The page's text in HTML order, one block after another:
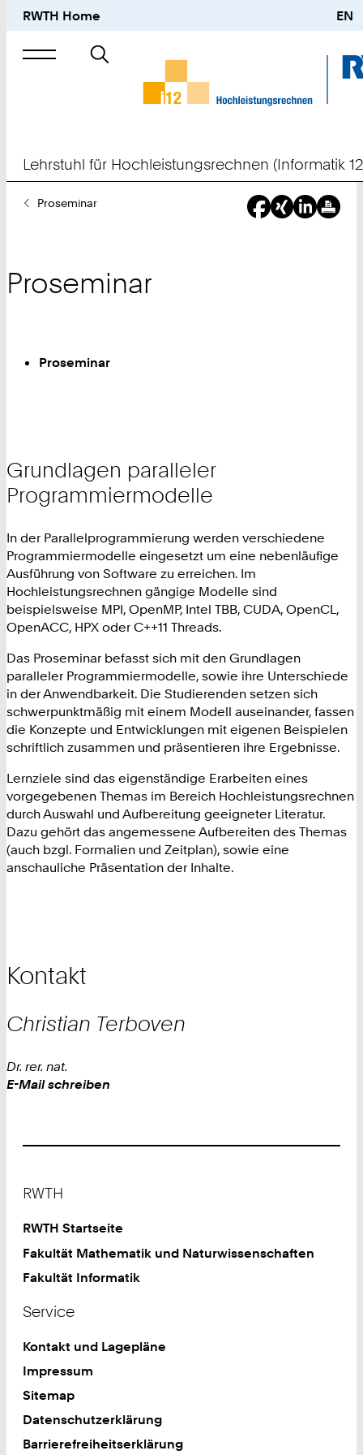
RWTH Home EN
Suche
nach
Lehrstuhl für Hochleistungsrechnen (Informatik
SieProseminar
Proseminar
Proseminar
Grundlagen paralleler
Programmiermodelle
In der Parallelprogrammierung werden verschiedene
Programmiermodelle eingesetzt um eine nebenläufige
Ausführung von Software zu erreichen. Im
Hochleistungsrechnen gängige Modelle sind
beispielsweise MPI, OpenMP, Intel TBB, CUDA, OpenCL,
OpenACC, HPX oder C++11 Threads.
Das Proseminar befasst sich mit den Grundlagen
paralleler Programmiermodelle, sowie ihre Unterschiede
in der Anwendbarkeit. Die Studierenden setzen sich
schwerpunktmäßig mit einem Modell auseinander, fassen
die Konzepte und Entwicklungen mit eigenen Beispielen
schriftlich zusammen und präsentieren ihre Ergebnisse.
Lernziele sind das eigenständige Erarbeiten eines
vorgegebenen Themas im Bereich Hochleistungsrechnen
durch Auswahl und Aufbereitung geeigneter Literatur.
Dazu gehört das angemessene Aufbereiten des Themas
(auch bzgl. Formalien und Zeitplan), sowie eine
anschauliche Präsentation der Inhalte.
Kontakt
Christian Terboven
Dr. rer. nat.
Work
E-Mail schreiben
RWTH
RWTH Startseite
Fakultät Mathematik und Naturwissenschaften
Fakultät Informatik
Service
Kontakt und Lagepläne
Impressum
Sitemap
Datenschutzerklärung
Barrierefreiheitserklärung